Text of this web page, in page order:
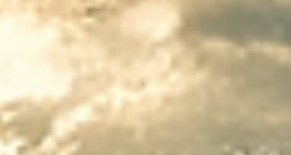
izrādīšanu vairākos politiskos jautājumos.
Stratēģijā pat tiek uzsvērts, ka daļa Eirāzijas
kontinenta saskaras ar "civilizācijas izdzēšanas
iespējamību" un rada šaubas par spēju saglabāt
uzticamību amerikāņiem kā partneriem
Asai kritikai ir pakļauta Eiropas migrācijas un